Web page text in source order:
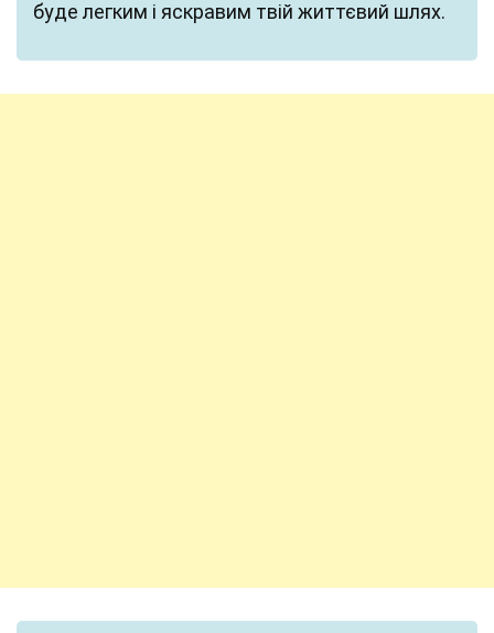
буде легким і яскравим твій життєвий шлях.